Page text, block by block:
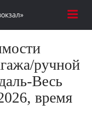
ручной
Весь
время